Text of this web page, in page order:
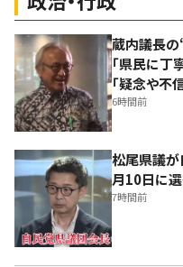
蔵内議長
「県民に
「疑念や
6時間前
松尾県議
月10日に
7時間前